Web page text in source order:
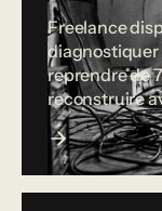
Freelance
diagnostiquer
reprendre de
reconstruire